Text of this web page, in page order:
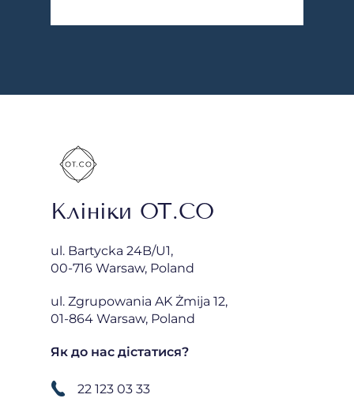
Клініки OT.CO
ul. Bartycka 24B/U1,
00-716 Warsaw, Poland
ul. Zgrupowania AK Żmija 12,
01-864 Warsaw, Poland
Як до нас дістатися?
22 123 03 33